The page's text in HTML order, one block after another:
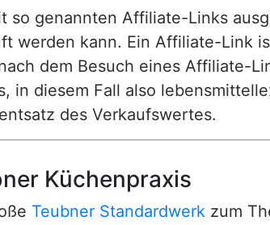
so genannten Affiliate-Links
werden kann. Ein Affiliate-Link
dem Besuch eines Affiliate-
in diesem Fall also
des Verkaufswertes.
Küchenpraxis
Teubner Standardwerk zum